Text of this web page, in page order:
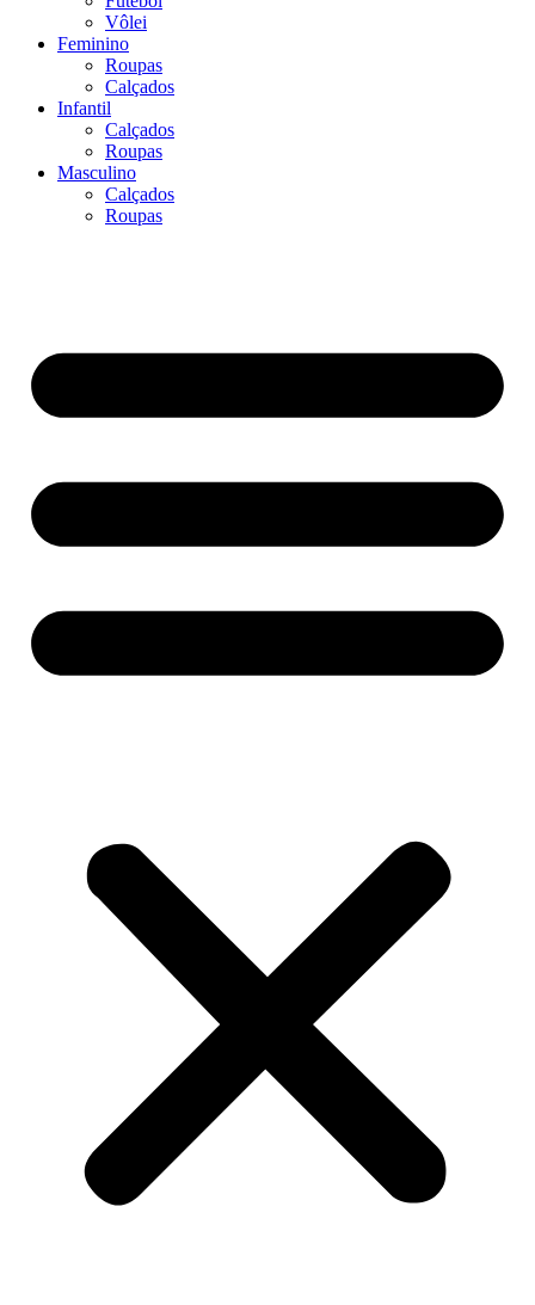
Vôlei
Feminino
Roupas
Calçados
Infantil
Calçados
Roupas
Masculino
Calçados
Roupas